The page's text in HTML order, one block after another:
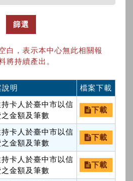
篩選
白，表示本中心無此相關報
將持續產出。
明
檔案下載
卡人於臺中市以信
金額及筆數
下載
卡人於臺中市以信
金額及筆數
下載
卡人於臺中市以信
金額及筆數
下載